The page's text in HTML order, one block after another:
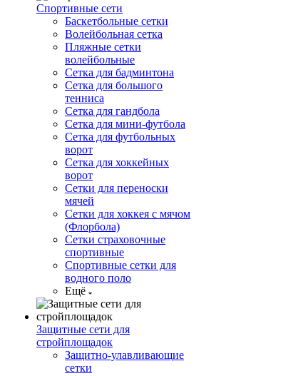
Спортивные сети
Баскетбольные сетки
Волейбольная сетка
Пляжные сетки
волейбольные
Сетка для бадминтона
Сетка для большого
тенниса
Сетка для гандбола
Сетка для мини-футбола
Сетка для футбольных
ворот
Сетка для хоккейных
ворот
Сетки для переноски
мячей
Сетки для хоккея с мячом
(Флорбола)
Сетки страховочные
спортивные
Спортивные сетки для
водного поло
Ещё
Защитные сети для
стройплощадок
Защитно-улавливающие
сетки